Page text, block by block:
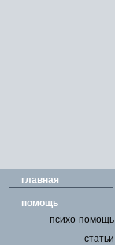
главная
помощь
психо-помощь
статьи